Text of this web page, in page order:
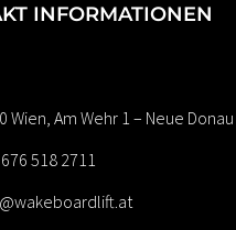
INFORMATIONEN
Wien, Am Wehr 1 – Neue Donau
518 2711